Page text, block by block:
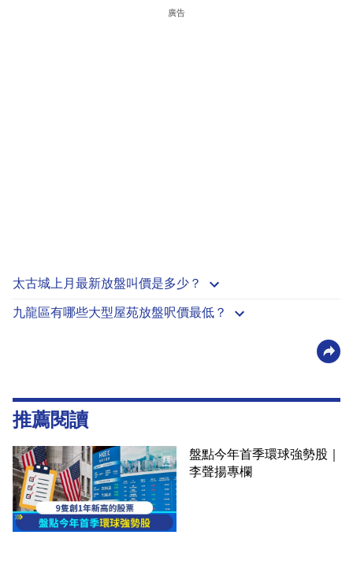
廣告
太古城上月最新放盤叫價是多少？
九龍區有哪些大型屋苑放盤呎價最低？
推薦閱讀
盤點今年首季環球強勢股｜
李聲揚專欄